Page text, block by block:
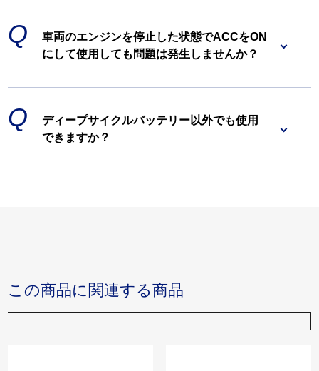
車両のエンジンを停止した状態でACCをON
にして使用しても問題は発生しませんか？
ディープサイクルバッテリー以外でも使用
できますか？
この商品に関連する商品